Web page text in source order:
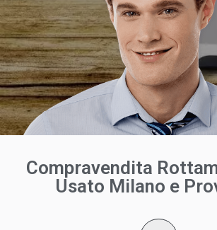
Compravendita
Usato Milano e